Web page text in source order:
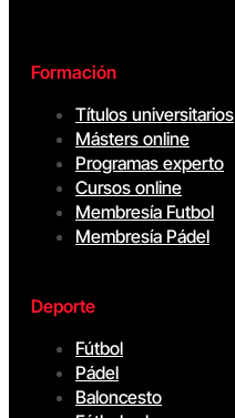
Formación
Títulos universitarios
Másters online
Programas experto
Cursos online
Membresía Futbol
Membresía Pádel
Deporte
Fútbol
Pádel
Baloncesto